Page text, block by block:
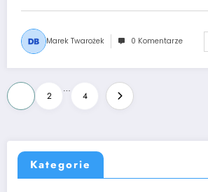
Marek Twarożek 0 Komentarze
Stronicowanie
wpisów
2
…
4
Kategorie